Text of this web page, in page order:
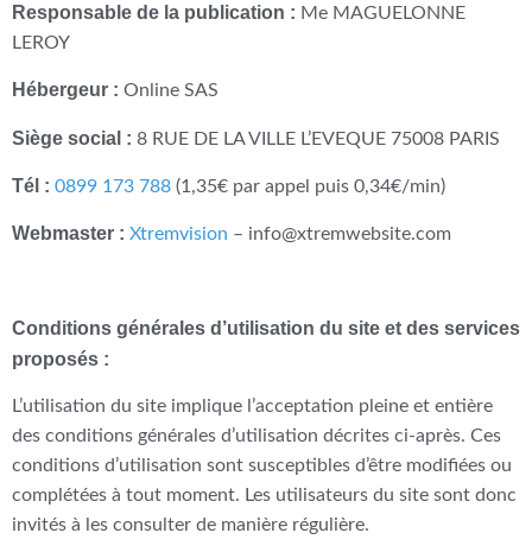
Responsable de la publication : Me MAGUELONNE
LEROY
Hébergeur : Online SAS
Siège social : 8 RUE DE LA VILLE L’EVEQUE 75008 PARIS
Tél : 0899 173 788 (1,35€ par appel puis 0,34€/min)
Webmaster : Xtremvision – info@xtremwebsite.com
Conditions générales d’utilisation du site et des services
proposés :
L’utilisation du site implique l’acceptation pleine et entière
des conditions générales d’utilisation décrites ci-après. Ces
conditions d’utilisation sont susceptibles d’être modifiées ou
complétées à tout moment. Les utilisateurs du site sont donc
invités à les consulter de manière régulière.